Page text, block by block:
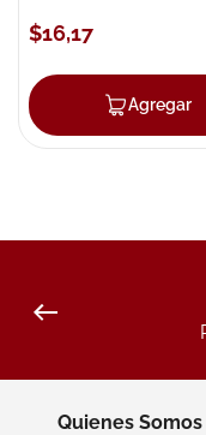
$16,17
Agregar
Quienes Somos